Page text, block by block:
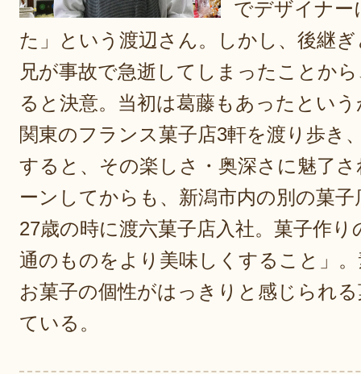
でデザイナー
た」という渡辺さん。しかし、後継
兄が事故で急逝してしまったことか
ると決意。当初は葛藤もあったとい
関東のフランス菓子店3軒を渡り歩き
すると、その楽しさ・奥深さに魅了
ーンしてからも、新潟市内の別の菓
27歳の時に渡六菓子店入社。菓子作
通のものをより美味しくすること」
お菓子の個性がはっきりと感じられ
ている。